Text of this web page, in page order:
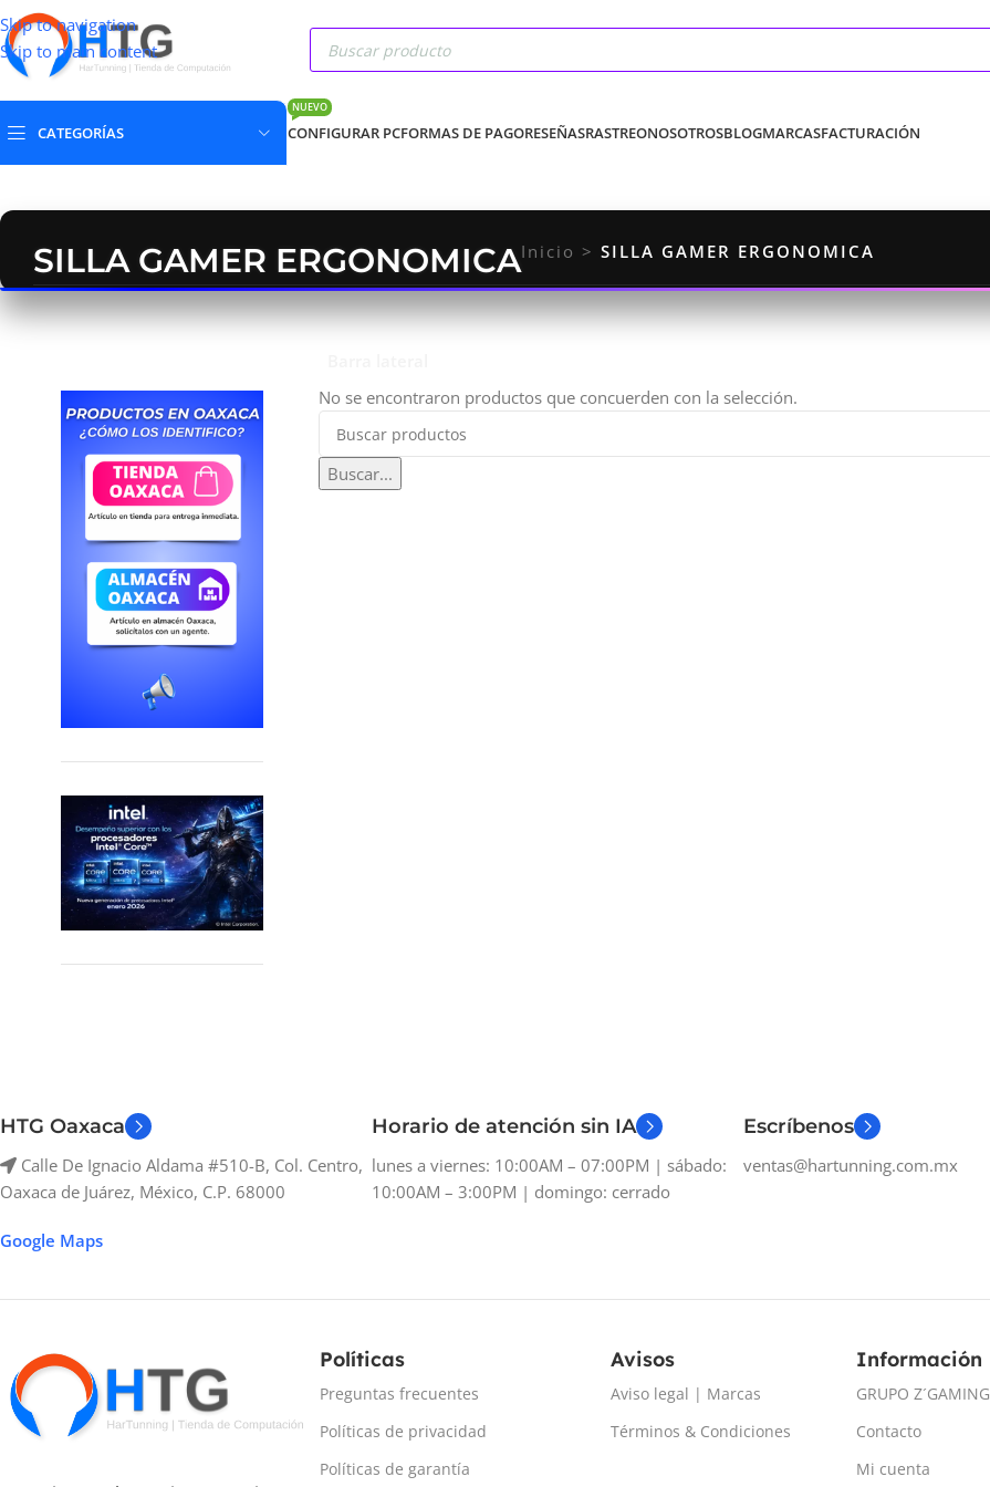
Skip to navigation
Skip to main content
CATEGORÍAS CONFIGURAR PC
NUEVO
FORMAS DE PAGORESEÑASRASTREONOSOTROSBLOGMARCASFACTURACIÓN
SILLA GAMER ERGONOMICAInicio > SILLA GAMER ERGONOMICA
No se encontraron productos que concuerden con la selección.
Buscar...
HTG Oaxaca
Calle De Ignacio Aldama #510-B, Col. Centro,
Oaxaca de Juárez, México, C.P. 68000
Google Maps
Horario de atención sin IA
lunes a viernes: 10:00AM – 07:00PM | sábado:
10:00AM – 3:00PM | domingo: cerrado
Escríbenos
ventas@hartunning.com.mx
Políticas
Preguntas frecuentes
Políticas de privacidad
Políticas de garantía
Avisos
Aviso legal | Marcas
Términos & Condiciones
Información
GRUPO Z´GAMING
Contacto
Mi cuenta